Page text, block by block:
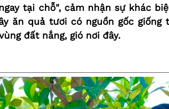
tại chỗ", cảm nhận sự khác
ăn quả tươi có nguồn gốc giống
đất nắng, gió nơi đây.